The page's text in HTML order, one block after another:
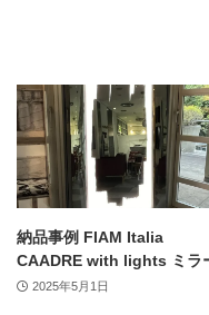
納品事例 FIAM Italia
CAADRE with lights ミラ
2025年5月1日